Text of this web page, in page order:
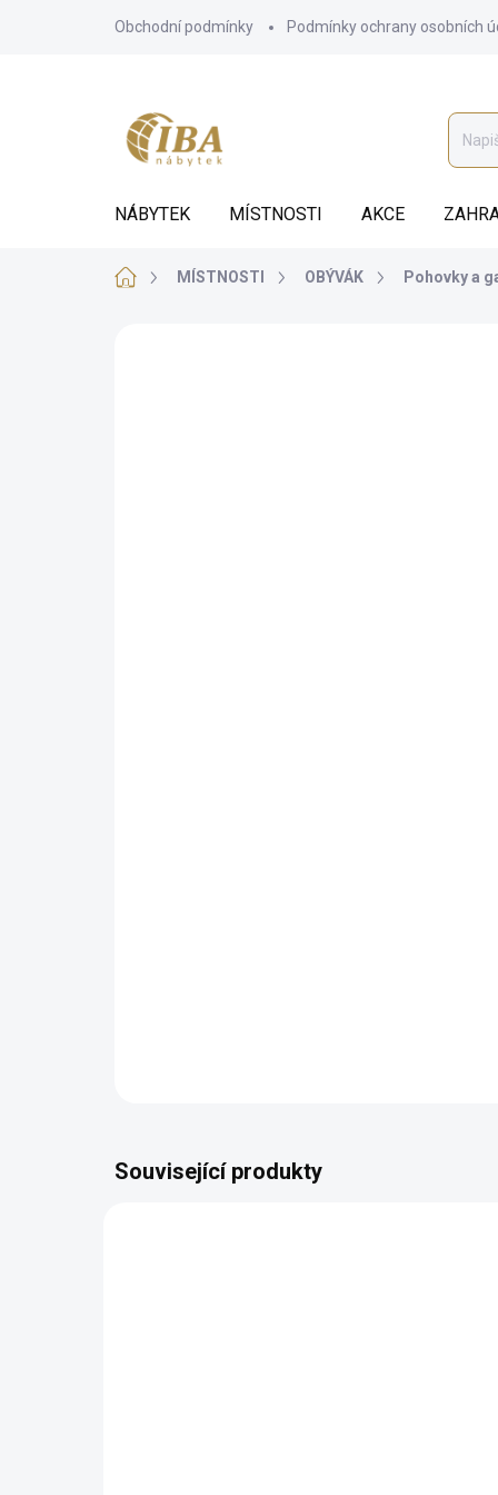
Obchodní podmínky Podmínky ochrany osobních
NÁBYTEK MÍSTNOSTI AKCE
DomůMÍSTNOSTI OBÝVÁK Pohovky a
Související produkty